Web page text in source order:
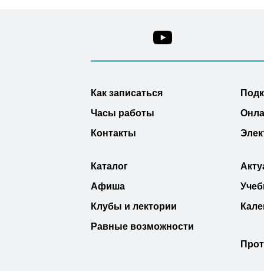
Как записаться
Часы работы
Контакты
Каталог
Афиша
Клубы и лектории
Равные возможности